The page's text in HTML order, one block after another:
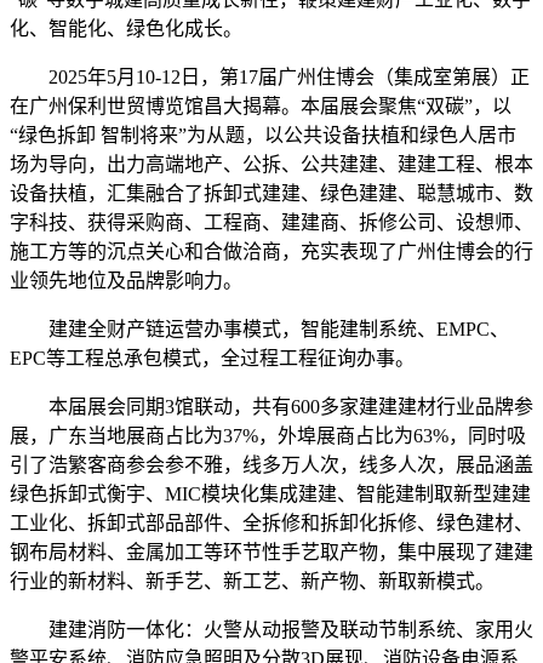
化、智能化、绿色化成长。
2025年5月10-12日，第17届广州住博会（集成室第展）正
在广州保利世贸博览馆昌大揭幕。本届展会聚焦“双碳”，以
“绿色拆卸 智制将来”为从题，以公共设备扶植和绿色人居市
场为导向，出力高端地产、公拆、公共建建、建建工程、根本
设备扶植，汇集融合了拆卸式建建、绿色建建、聪慧城市、数
字科技、获得采购商、工程商、建建商、拆修公司、设想师、
施工方等的沉点关心和合做洽商，充实表现了广州住博会的行
业领先地位及品牌影响力。
建建全财产链运营办事模式，智能建制系统、EMPC、
EPC等工程总承包模式，全过程工程征询办事。
本届展会同期3馆联动，共有600多家建建建材行业品牌参
展，广东当地展商占比为37%，外埠展商占比为63%，同时吸
引了浩繁客商参会参不雅，线多万人次，线多人次，展品涵盖
绿色拆卸式衡宇、MIC模块化集成建建、智能建制取新型建建
工业化、拆卸式部品部件、全拆修和拆卸化拆修、绿色建材、
钢布局材料、金属加工等环节性手艺取产物，集中展现了建建
行业的新材料、新手艺、新工艺、新产物、新取新模式。
建建消防一体化：火警从动报警及联动节制系统、家用火
警平安系统、消防应急照明及分散3D展现、消防设备电源系